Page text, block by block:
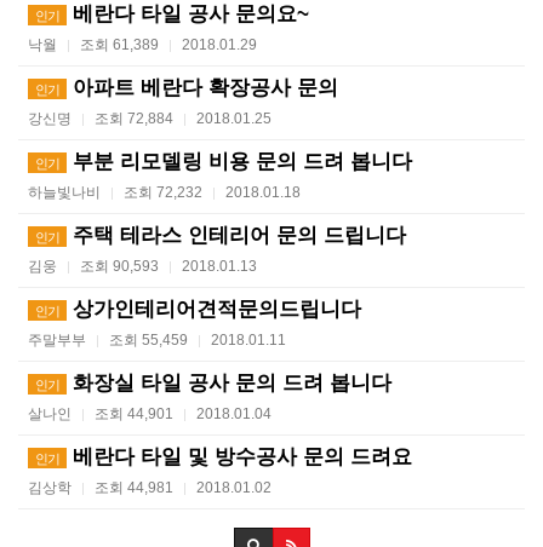
인기 베란다 타일 공사 문의요~
낙월 | 조회 61,389 | 2018.01.29
인기 아파트 베란다 확장공사 문의
강신명 | 조회 72,884 | 2018.01.25
인기 부분 리모델링 비용 문의 드려 봅니다
하늘빛나비 | 조회 72,232 | 2018.01.18
인기 주택 테라스 인테리어 문의 드립니다
김웅 | 조회 90,593 | 2018.01.13
인기 상가인테리어견적문의드립니다
주말부부 | 조회 55,459 | 2018.01.11
인기 화장실 타일 공사 문의 드려 봅니다
살나인 | 조회 44,901 | 2018.01.04
인기 베란다 타일 및 방수공사 문의 드려요
김상학 | 조회 44,981 | 2018.01.02